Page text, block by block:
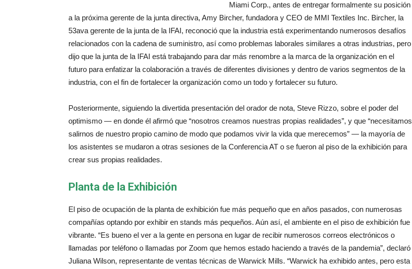
Miami Corp., antes de entregar formalmente su posición
a la próxima gerente de la junta directiva, Amy Bircher, fundadora y CEO de MMI Textiles Inc. Bircher, la
53ava gerente de la junta de la IFAI, reconoció que la industria está experimentando numerosos desafíos
relacionados con la cadena de suministro, así como problemas laborales similares a otras industrias, pero
dijo que la junta de la IFAI está trabajando para dar más renombre a la marca de la organización en el
futuro para enfatizar la colaboración a través de diferentes divisiones y dentro de varios segmentos de la
industria, con el fin de fortalecer la organización como un todo y fortalecer su futuro.
Posteriormente, siguiendo la divertida presentación del orador de nota, Steve Rizzo, sobre el poder del
optimismo — en donde él afirmó que “nosotros creamos nuestras propias realidades”, y que “necesitamos
salirnos de nuestro propio camino de modo que podamos vivir la vida que merecemos” — la mayoría de
los asistentes se mudaron a otras sesiones de la Conferencia AT o se fueron al piso de la exhibición para
crear sus propias realidades.
Planta de la Exhibición
El piso de ocupación de la planta de exhibición fue más pequeño que en años pasados, con numerosas
compañías optando por exhibir en stands más pequeños. Aún así, el ambiente en el piso de exhibición fue
vibrante. “Es bueno el ver a la gente en persona en lugar de recibir numerosos correos electrónicos o
llamadas por teléfono o llamadas por Zoom que hemos estado haciendo a través de la pandemia”, declaró
Juliana Wilson, representante de ventas técnicas de Warwick Mills. “Warwick ha exhibido antes, pero esta